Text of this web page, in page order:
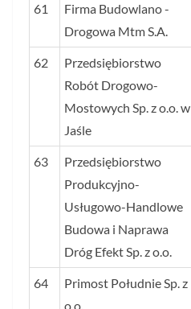
61
Firma Budowlano -
Drogowa Mtm S.A.
62
Przedsiębiorstwo
Robót Drogowo-
Mostowych Sp. z o.o. w
Jaśle
63
Przedsiębiorstwo
Produkcyjno-
Usługowo-Handlowe
Budowa i Naprawa
Dróg Efekt Sp. z o.o.
64
Primost Południe Sp. z
o.o.